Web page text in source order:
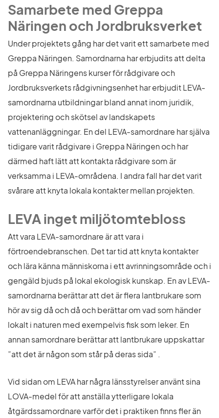
Samarbete med Greppa
Näringen och Jordbruksverket
Under projektets gång har det varit ett samarbete med
Greppa Näringen. Samordnarna har erbjudits att delta
på Greppa Näringens kurser för rådgivare och
Jordbruksverkets rådgivningsenhet har erbjudit LEVA-
samordnarna utbildningar bland annat inom juridik,
projektering och skötsel av landskapets
vattenanläggningar. En del LEVA-samordnare har själva
tidigare varit rådgivare i Greppa Näringen och har
därmed haft lätt att kontakta rådgivare som är
verksamma i LEVA-områdena. I andra fall har det varit
svårare att knyta lokala kontakter mellan projekten.
LEVA inget miljötomtebloss
Att vara LEVA-samordnare är att vara i
förtroendebranschen. Det tar tid att knyta kontakter
och lära känna människorna i ett avrinningsområde och i
gengäld bjuds på lokal ekologisk kunskap. En av LEVA-
samordnarna berättar att det är flera lantbrukare som
hör av sig då och då och berättar om vad som händer
lokalt i naturen med exempelvis fisk som leker. En
annan samordnare berättar att lantbrukare uppskattar
”att det är någon som står på deras sida” .
Vid sidan om LEVA har några länsstyrelser använt sina
LOVA-medel för att anställa ytterligare lokala
åtgärdssamordnare varför det i praktiken finns fler än